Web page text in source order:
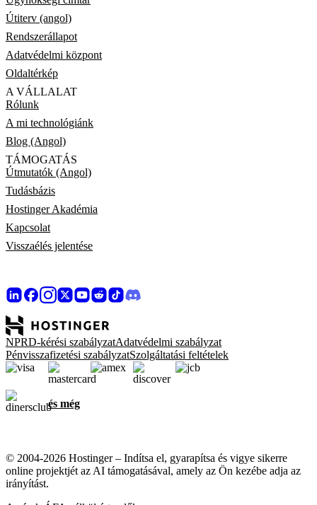
Útiterv (angol)
Rendszerállapot
Adatvédelmi központ
Oldaltérkép
A VÁLLALAT
Rólunk
A mi technológiánk
Blog (Angol)
TÁMOGATÁS
Útmutatók (Angol)
Tudásbázis
Hostinger Akadémia
Kapcsolat
Visszaélés jelentése
NPRD-kérési szabályzatAdatvédelmi szabályzat
Pénvisszafizetési szabályzatSzolgáltatási feltételek
és még
© 2004-2026 Hostinger – Indítsa el, gyarapítsa és vigye sikerre
online projektjét az AI támogatásával, amely az Ön kezébe adja az
irányítást.